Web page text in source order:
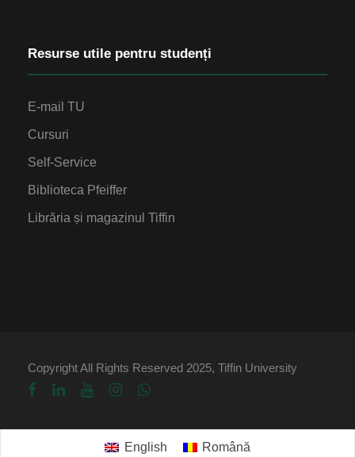
Resurse utile pentru studenți
E-mail TU
Cursuri
Self-Service
Biblioteca Pfeiffer
Librăria și magazinul Tiffin
Copyright All Rights Reserved 2025, Tiffin University
English Română